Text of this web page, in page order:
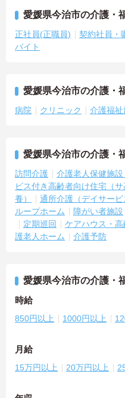
愛媛県今治市の介護・
正社員(正職員) 契約社員・
バイト
愛媛県今治市の介護・
病院 クリニック 介護福祉
愛媛県今治市の介護・
訪問介護 介護老人保健施設
ビス付き高齢者向け住宅（サ
養）
通所介護（デイサービ
ループホーム
障がい者施設
定期巡回
ケアハウス・
護老人ホーム
介護予防
愛媛県今治市の介護・
時給
850円以上 1000円以上
月給
15万円以上 20万円以上